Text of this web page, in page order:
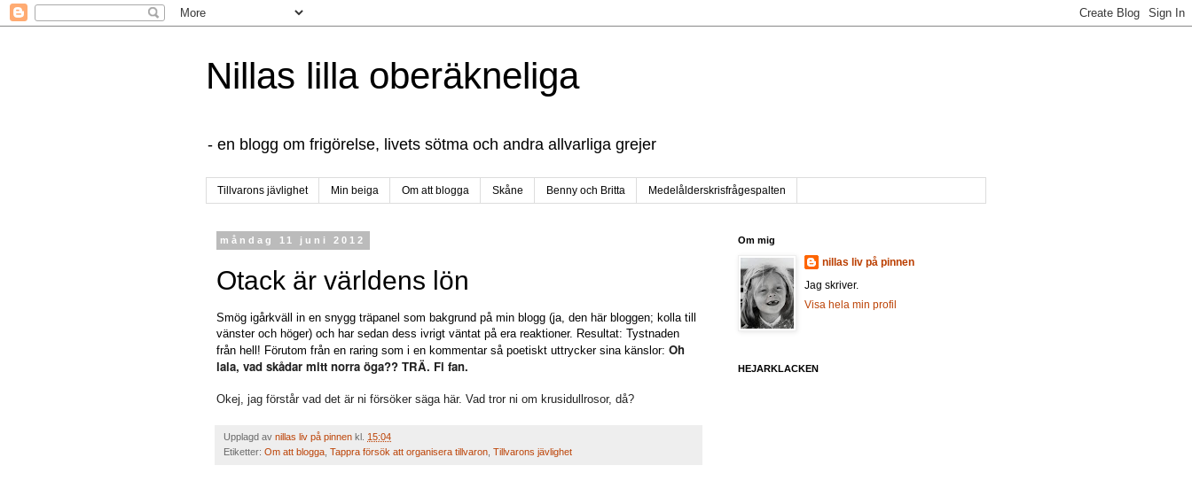
Nillas lilla oberäkneliga
- en blogg om frigörelse, livets sötma och andra allvarliga grejer
Tillvarons jävlighet Min beiga Om att blogga Skåne Benny och Britta Medelålderskrisfrågespalten
måndag 11 juni 2012
Otack är världens lön
Smög igårkväll in en snygg träpanel som bakgrund på min blogg (ja, den här bloggen; kolla till
vänster och höger) och har sedan dess ivrigt väntat på era reaktioner. Resultat: Tystnaden
från hell! Förutom från en raring som i en kommentar så poetiskt uttrycker sina känslor: Oh
lala, vad skådar mitt norra öga?? TRÄ. Fi fan.
Okej, jag förstår vad det är ni försöker säga här. Vad tror ni om krusidullrosor, då?
Upplagd av nillas liv på pinnen kl. 15:04
Etiketter: Om att blogga Tappra försök att organisera tillvaron Tillvarons jävlighet
Om mig
nillas liv på pinnen
Jag skriver.
Visa hela min profil
HEJARKLACKEN